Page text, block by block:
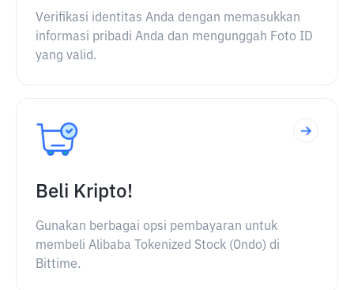
Verifikasi identitas Anda dengan memasukkan
informasi pribadi Anda dan mengunggah Foto ID
yang valid.
Beli Kripto!
Gunakan berbagai opsi pembayaran untuk
membeli Alibaba Tokenized Stock (Ondo) di
Bittime.